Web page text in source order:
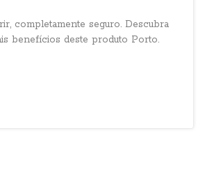
completamente seguro. Descubra
benefícios deste produto Porto.